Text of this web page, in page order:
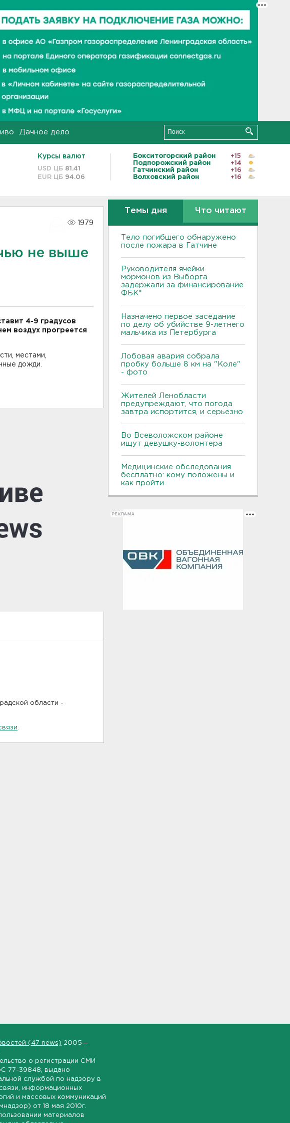
Дачное дело
Курсы валют
USD ЦБ 81.41
EUR ЦБ 94.06
Бокситогорский район
+15
Подпорожский район
+14
Гатчинский район
+16
Волховский район
+16
1979
не выше
4-9 градусов
воздух прогреется
местами,
дожди.
области -
Темы дня Что читают
Тело погибшего обнаружено
после пожара в Гатчине
Руководителя ячейки
мормонов из Выборга
задержали за финансирование
ФБК*
Назначено первое заседание
по делу об убийстве 9-летнего
мальчика из Петербурга
Лобовая авария собрала
пробку больше 8 км на "Коле"
- фото
Жителей Ленобласти
предупреждают, что погода
завтра испортится, и серьезно
Во Всеволожском районе
ищут девушку-волонтера
Медицинские обследования
бесплатно: кому положены и
как пройти
РЕКЛАМА
(47 news) 2005—
о регистрации СМИ
77-39848 , выдано
службой по надзору в
информационных
и массовых коммуникаций
от 18 мая 2010г.
материалов